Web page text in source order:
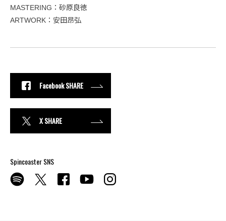
MASTERING：砂原良徳
ARTWORK：安田昂弘
Facebook SHARE
X SHARE
Spincoaster SNS